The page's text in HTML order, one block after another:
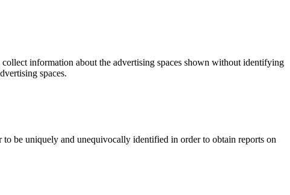
information about the advertising spaces shown without identifying
spaces.
be uniquely and unequivocally identified in order to obtain reports on